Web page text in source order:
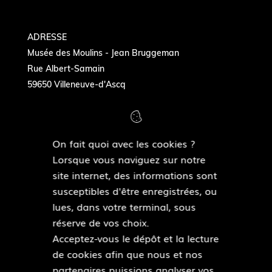
On fait quoi avec les cookies ?
Lorsque vous naviguez sur notre
site internet, des informations sont
susceptibles d'être enregistrées, ou
lues, dans votre terminal, sous
réserve de vos choix.
Acceptez-vous le dépôt et la lecture
de cookies afin que nous et nos
Vendredi 31
ADRESSE
Musée des Moulins - Jean Bruggeman
Rue Albert-Samain
59650 Villeneuve-d'Ascq
COORDONNÉES
Tél. : 03 20 05 49 34
museedesmoulins@villeneuvedascq.fr
https://www.facebook.com/museedesmoulins
Plan du site